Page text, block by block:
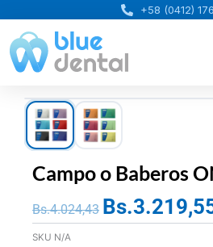
contenido
+58 (0412)
Campo o Baberos
Bs.4.024,43 El
precio
Bs.
SKU N/A